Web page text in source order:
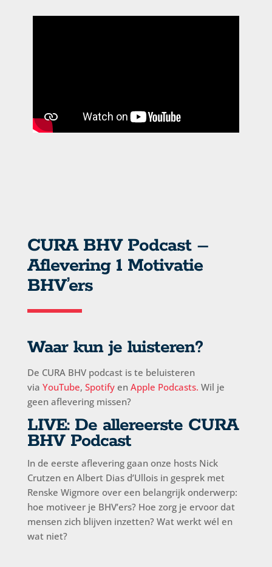
CURA BHV Podcast –
Aflevering 1 Motivatie
BHV’ers
Waar kun je luisteren?
De CURA BHV podcastis te beluisteren
via YouTube, Spotifyen Apple Podcasts. Wil je
geen aflevering missen?
LIVE: De allereerste CURA
BHV Podcast
In de eerste aflevering gaan onze hosts Nick
Crutzen en Albert Dias d’Ullois in gesprek met
Renske Wigmore over een belangrijk onderwerp:
hoe motiveer je BHV’ers? Hoe zorg je ervoor dat
mensen zich blijven inzetten? Wat werkt wél en
wat niet?